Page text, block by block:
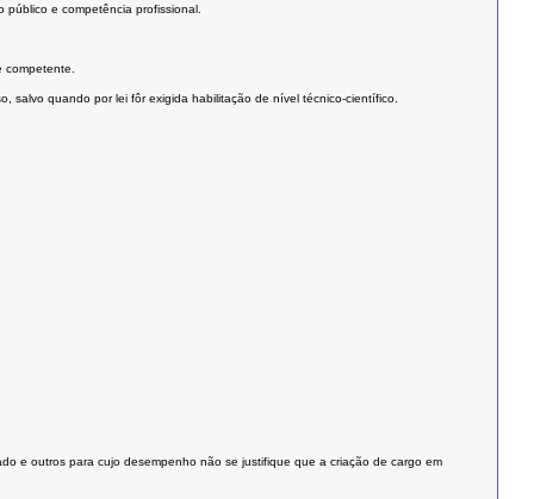
e competência profissional.
salvo quando por lei fôr exigida habilitação de nível técnico-científico.
e outros para cujo desempenho não se justifique que a criação de cargo em